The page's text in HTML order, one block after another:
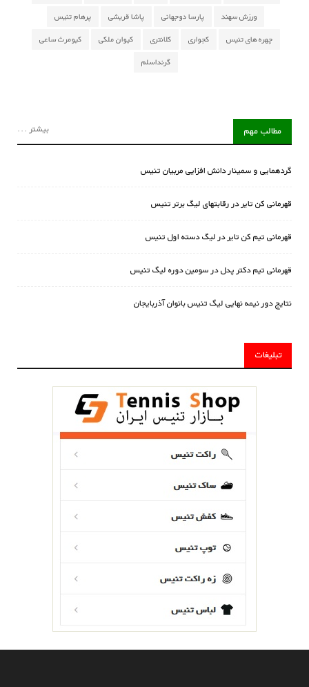
ورزش سهند پارسا دوجهانی پاشا قریشی پرهام تنیس
چهره های تنیس کجواری کلانتری کیوان ملکی کیومرث ساعی
گرنداسلم
مطالب مهم بیشتر ...
گردهمایی و سمینار دانش افزایی مربیان تنیس
قهرمانی کن تایر در رقابتهای لیگ برتر تنیس
قهرمانی تیم کن تایر در لیگ دسته اول تنیس
قهرمانی تیم دکتر پدل در سومین دوره لیگ تنیس
نتایج دور نیمه نهایی لیگ تنیس بانوان آذربایجان
تبلیغات